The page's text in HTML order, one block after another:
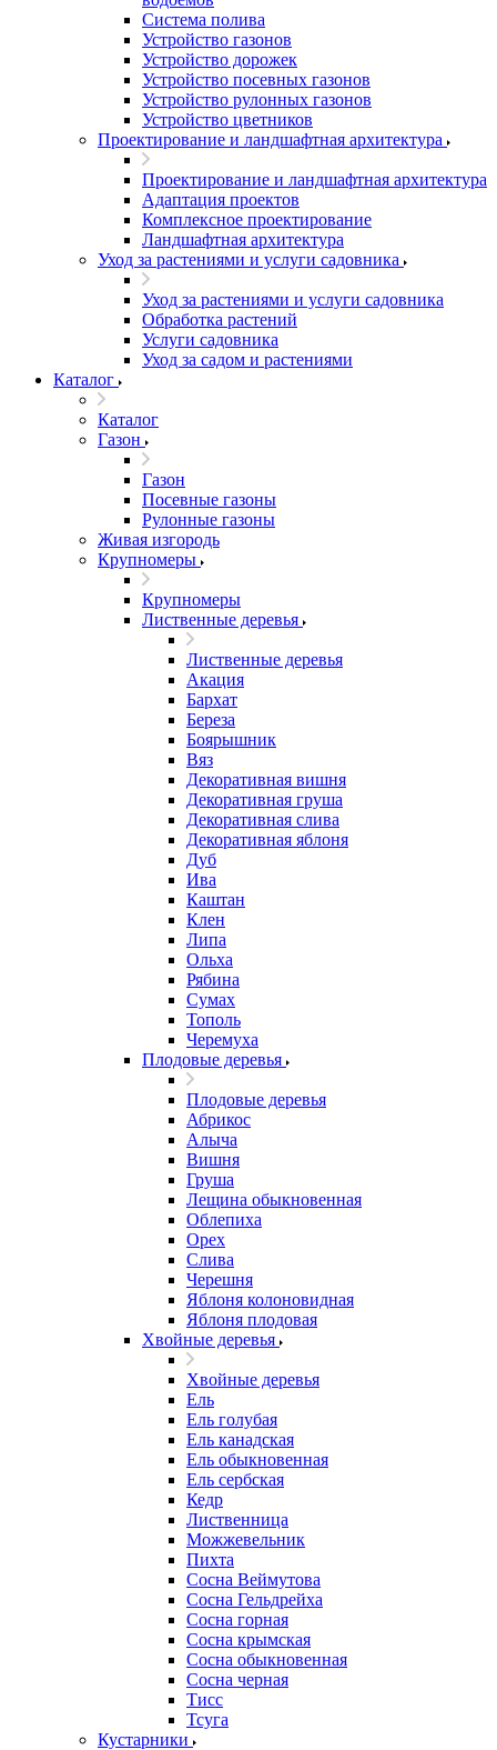
Система полива
Устройство газонов
Устройство дорожек
Устройство посевных газонов
Устройство рулонных газонов
Устройство цветников
Проектирование и ландшафтная архитектура
Проектирование и ландшафтная архитектура
Адаптация проектов
Комплексное проектирование
Ландшафтная архитектура
Уход за растениями и услуги садовника
Уход за растениями и услуги садовника
Обработка растений
Услуги садовника
Уход за садом и растениями
Каталог
Каталог
Газон
Газон
Посевные газоны
Рулонные газоны
Живая изгородь
Крупномеры
Крупномеры
Лиственные деревья
Лиственные деревья
Акация
Бархат
Береза
Боярышник
Вяз
Декоративная вишня
Декоративная груша
Декоративная слива
Декоративная яблоня
Дуб
Ива
Каштан
Клен
Липа
Ольха
Рябина
Сумах
Тополь
Черемуха
Плодовые деревья
Плодовые деревья
Абрикос
Алыча
Вишня
Груша
Лещина обыкновенная
Облепиха
Орех
Слива
Черешня
Яблоня колоновидная
Яблоня плодовая
Хвойные деревья
Хвойные деревья
Ель
Ель голубая
Ель канадская
Ель обыкновенная
Ель сербская
Кедр
Лиственница
Можжевельник
Пихта
Сосна Веймутова
Сосна Гельдрейха
Сосна горная
Сосна крымская
Сосна обыкновенная
Сосна черная
Тисс
Тсуга
Кустарники